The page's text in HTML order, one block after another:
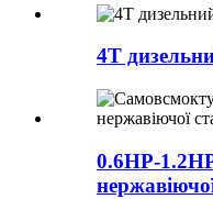
4T
0.6HP-